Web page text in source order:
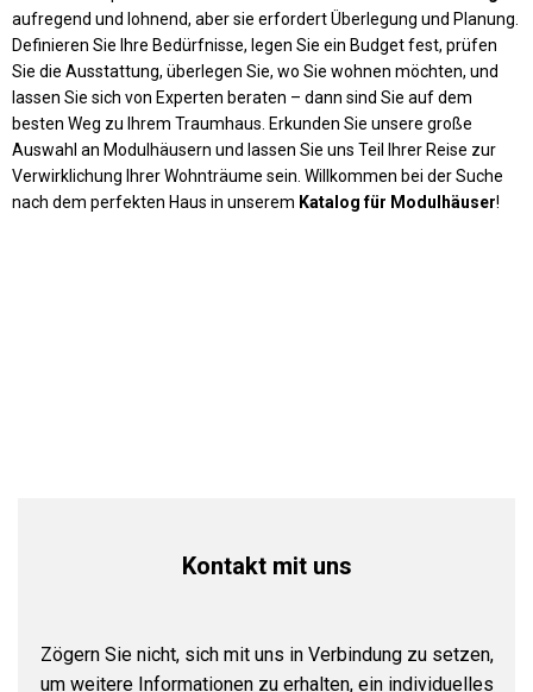
aufregend und lohnend, aber sie erfordert Überlegung und Planung.
Definieren Sie Ihre Bedürfnisse, legen Sie ein Budget fest, prüfen
Sie die Ausstattung, überlegen Sie, wo Sie wohnen möchten, und
lassen Sie sich von Experten beraten – dann sind Sie auf dem
besten Weg zu Ihrem Traumhaus. Erkunden Sie unsere große
Auswahl an Modulhäusern und lassen Sie uns Teil Ihrer Reise zur
Verwirklichung Ihrer Wohnträume sein. Willkommen bei der Suche
nach dem perfekten Haus in unserem Katalog für Modulhäuser!
Kontakt mit uns
Zögern Sie nicht, sich mit uns in Verbindung zu setzen,
um weitere Informationen zu erhalten, ein individuelles